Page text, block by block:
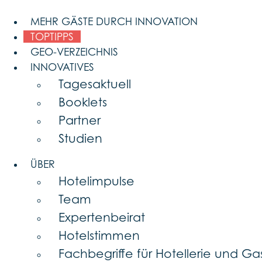
content
MEHR GÄSTE DURCH INNOVATION
TOPTIPPS
GEO-VERZEICHNIS
INNOVATIVES
Tagesaktuell
Booklets
Partner
Studien
ÜBER
Hotelimpulse
Team
Expertenbeirat
Hotelstimmen
Fachbegriffe für Hotellerie und